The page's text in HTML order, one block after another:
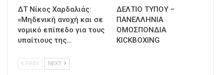
ΔΤ Νίκος Χαρδαλιάς:
«Μηδενική ανοχή και σε
νομικό επίπεδο για τους
υπαίτιους της…
ΔΕΛΤΙΟ ΤΥΠΟΥ –
ΠΑΝΕΛΛΗΝΙΑ
ΟΜΟΣΠΟΝΔΙΑ
KICKBOXING
PREV NEXT